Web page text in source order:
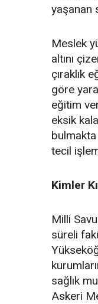
yaşanan
Meslek
altını
çıraklık
göre
eğitim
eksik
tecil
Kimler
Milli
süreli
sağlık
Askeri